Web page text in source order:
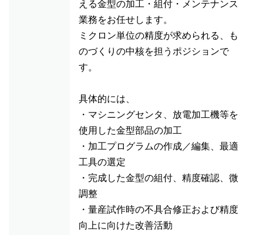
える金型の加工・組付・メンテナンス
業務をお任せします。
ミクロン単位の精度が求められる、も
のづくりの中核を担うポジションで
す。
具体的には、
・マシニングセンタ、放電加工機等を
使用した金型部品の加工
・加工プログラムの作成／編集、最適
工具の選定
・完成した金型の組付、精度確認、微
調整
・量産試作時の不具合修正および精度
向上に向けた改善活動